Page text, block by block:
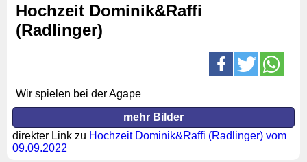
Hochzeit Dominik&Raffi
(Radlinger)
Wir spielen bei der Agape
mehr Bilder
direkter Link zu Hochzeit Dominik&Raffi (Radlinger) vom
09.09.2022